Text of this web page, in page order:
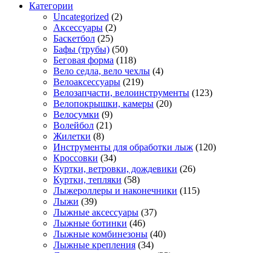
Категории
Uncategorized (2)
Аксессуары (2)
Баскетбол (25)
Бафы (трубы) (50)
Беговая форма (118)
Вело седла, вело чехлы (4)
Велоаксессуары (219)
Велозапчасти, велоинструменты (123)
Велопокрышки, камеры (20)
Велосумки (9)
Волейбол (21)
Жилетки (8)
Инструменты для обработки лыж (120)
Кроссовки (34)
Куртки, ветровки, дождевики (26)
Куртки, тепляки (58)
Лыжероллеры и наконечники (115)
Лыжи (39)
Лыжные аксессуары (37)
Лыжные ботинки (46)
Лыжные комбинезоны (40)
Лыжные крепления (34)